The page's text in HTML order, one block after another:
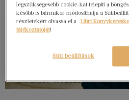
legszükségesebb cookie-kat telepíti a
később is bármikor módosíthatja a
részletekért olvassa el a
Libri
tájékoztatóját!
Süti beállítások